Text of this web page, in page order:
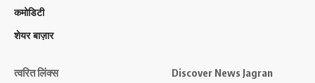
कमोडिटी
शेयर बाज़ार
त्वरित लिंक्स Discover News Jagran